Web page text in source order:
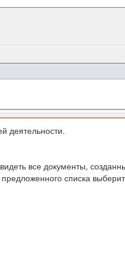
деятельности.
все документы,
списка